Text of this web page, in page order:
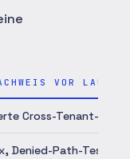
VOR LAUNCH
Cross-Tenant-
Denied-Path-Tests,